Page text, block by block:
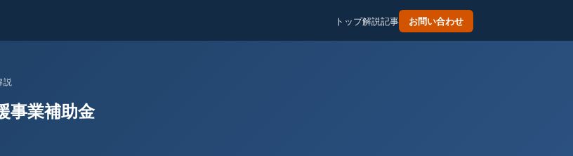
トップ解説記事 お問い合わせ
説
事業補助金